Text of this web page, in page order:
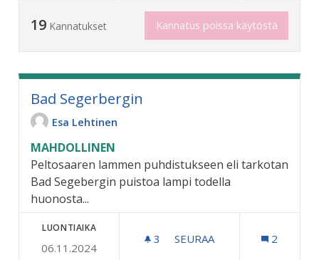
19 Kannatukset Kannatus poissa käytöstä
Bad Segerbergin
Esa Lehtinen
MAHDOLLINEN
Peltosaaren lammen puhdistukseen eli tarkotan
Bad Segebergin puistoa lampi todella
huonosta...
LUONTIAIKA
06.11.2024
3 3 SEURAAJAA
SEURAA 2